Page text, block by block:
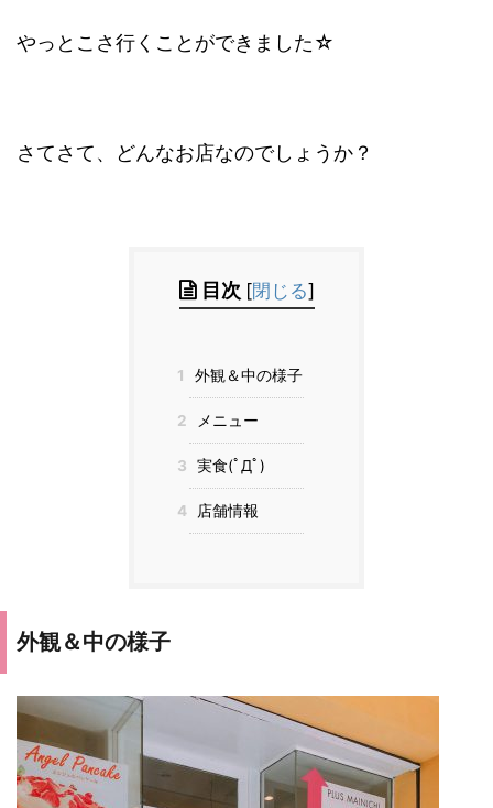
やっとこさ行くことができました☆
さてさて、どんなお店なのでしょうか？
目次 [閉じる]
1 外観＆中の様子
2 メニュー
3 実食(ﾟДﾟ)
4 店舗情報
外観＆中の様子